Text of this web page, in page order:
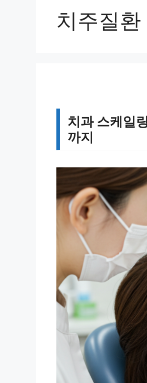
치주질환
치과 스케일
까지